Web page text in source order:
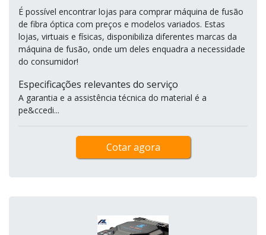
É possível encontrar lojas para comprar máquina de fusão
de fibra óptica com preços e modelos variados. Estas
lojas, virtuais e físicas, disponibiliza diferentes marcas da
máquina de fusão, onde um deles enquadra a necessidade
do consumidor!
Especificações relevantes do serviço
A garantia e a assistência técnica do material é a
pe&ccedi...
Cotar agora